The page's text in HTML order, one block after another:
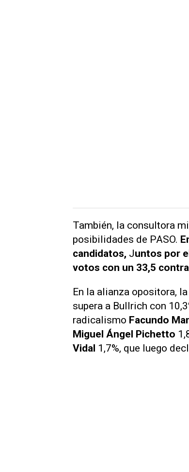
También, la consultora
posibilidades de PASO.
candidatos, Juntos por
votos con un 33,5
En la alianza opositora,
supera a Bullrich con
radicalismo Facundo
Miguel Ángel Pichetto
Vidal 1,7%, que luego